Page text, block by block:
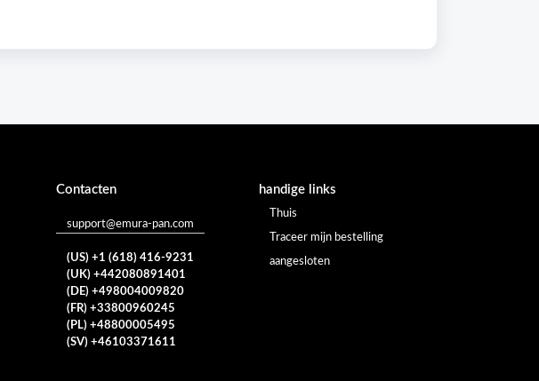
Contacten
support@emura-pan.com
(US) +1 (618) 416-9231
(UK) +442080891401
(DE) +498004009820
(FR) +33800960245
(PL) +48800005495
(SV) +46103371611
handige links
Thuis
Traceer mijn bestelling
aangesloten